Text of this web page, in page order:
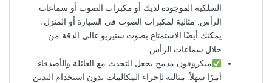
السلكية الموجودة لديك أو مكبرات الصوت أو سماعات
الرأس. مثالية لمكبرات الصوت في السيارة أو المنزل،
يمكنك أيضًا الاستمتاع بصوت ستيريو عالي الدقة من
خلال سماعات الرأس.
ميكروفون مدمج يجعل التحدث مع العائلة والأصدقاء
أمرًا سهلاً. مثالية لإجراء المكالمات بدون استخدام اليدين